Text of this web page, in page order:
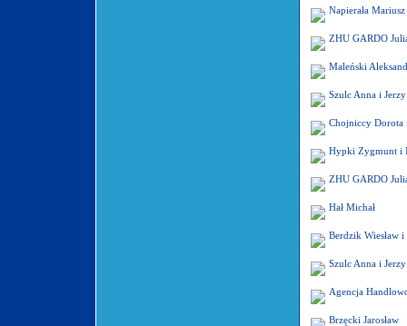
Napierała
ZHU GARDO
Maleński
Szulc Anna i Jerzy
Chojniccy Dorota
Hypki Zygmunt i
ZHU GARDO
Hał Michał
Berdzik Wiesław i
Szulc Anna i Jerzy
Agencja
Brzęcki Jarosław